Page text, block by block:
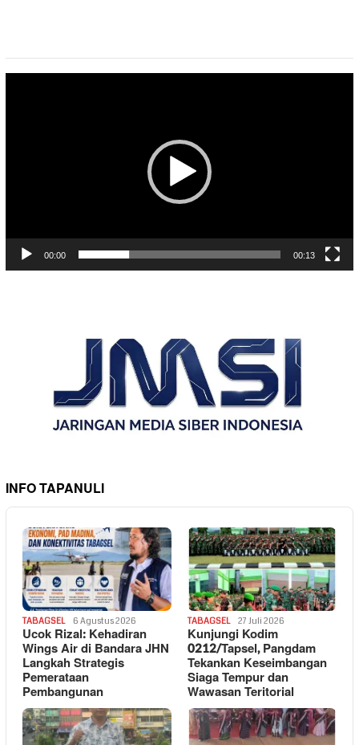
00:00 00:13
INFO TAPANULI
TABAGSEL 6 Agustus 2026
Ucok Rizal: Kehadiran
Wings Air di Bandara JHN
Langkah Strategis
Pemerataan
Pembangunan
TABAGSEL 27 Juli 2026
Kunjungi Kodim
0212/Tapsel, Pangdam
Tekankan Keseimbangan
Siaga Tempur dan
Wawasan Teritorial